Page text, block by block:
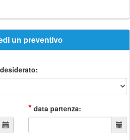
un preventivo
* data partenza: